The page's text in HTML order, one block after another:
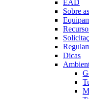
EAD
Sobre
Dicas